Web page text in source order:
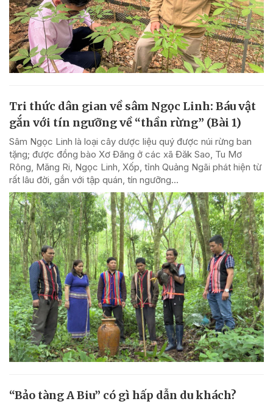
Tri thức dân gian về sâm Ngọc Linh: Báu vật
gắn với tín ngưỡng về “thần rừng” (Bài 1)
Sâm Ngọc Linh là loại cây dược liệu quý được núi rừng ban
tặng; được đồng bào Xơ Đăng ở các xã Đăk Sao, Tu Mơ
Rông, Măng Ri, Ngọc Linh, Xốp, tỉnh Quảng Ngãi phát hiện từ
rất lâu đời, gắn với tập quán, tín ngưỡng...
“Bảo tàng A Biu” có gì hấp dẫn du khách?